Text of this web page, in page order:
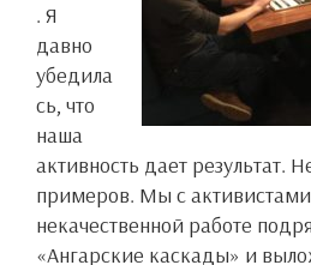
. Я
давно
убедила
сь, что
наша
активность дает результат.
примеров. Мы с
некачественной работе
«Ангарские каскады» и